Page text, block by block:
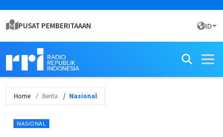
PUSAT PEMBERITAAAN ID
Home Berita Nasional
NASIONAL